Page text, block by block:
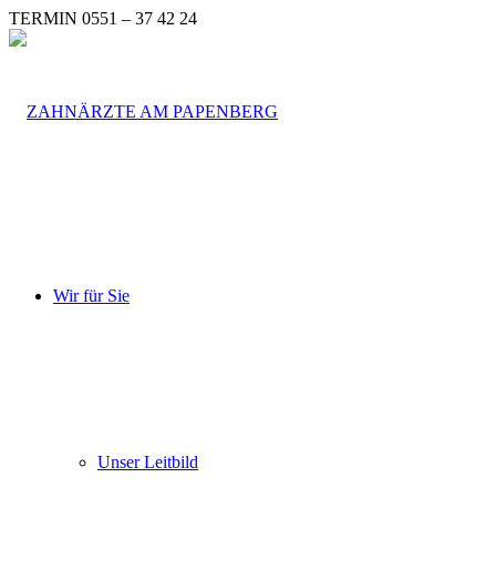
TERMIN 0551 – 37 42 24
Wir für Sie
Unser Leitbild